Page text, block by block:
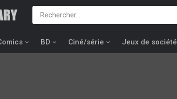
BD Ciné/série Jeux de société